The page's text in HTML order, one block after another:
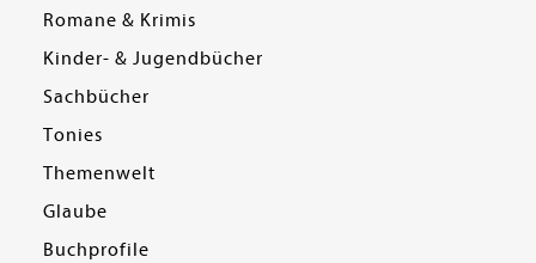
Romane & Krimis
Kinder- & Jugendbücher
Sachbücher
Tonies
Themenwelt
Glaube
Buchprofile